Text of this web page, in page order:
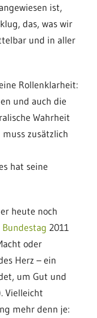
ist,
das, was wir
und in aller
Rollenklarheit:
und auch die
Wahrheit
zusätzlich
hat seine
heute noch
2011
oder
Herz – ein
um Gut und
Vielleicht
mehr denn je: